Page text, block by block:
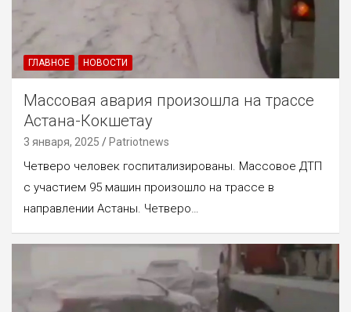
ГЛАВНОЕ НОВОСТИ
Массовая авария произошла на трассе
Астана-Кокшетау
3 января, 2025 Patriotnews
Четверо человек госпитализированы. Массовое ДТП
с участием 95 машин произошло на трассе в
направлении Астаны. Четверо…